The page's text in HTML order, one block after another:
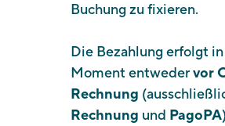
Buchung zu fixieren.
Die Bezahlung erfolgt
Moment entwedervor
Rechnung
Rechnung und PagoPA